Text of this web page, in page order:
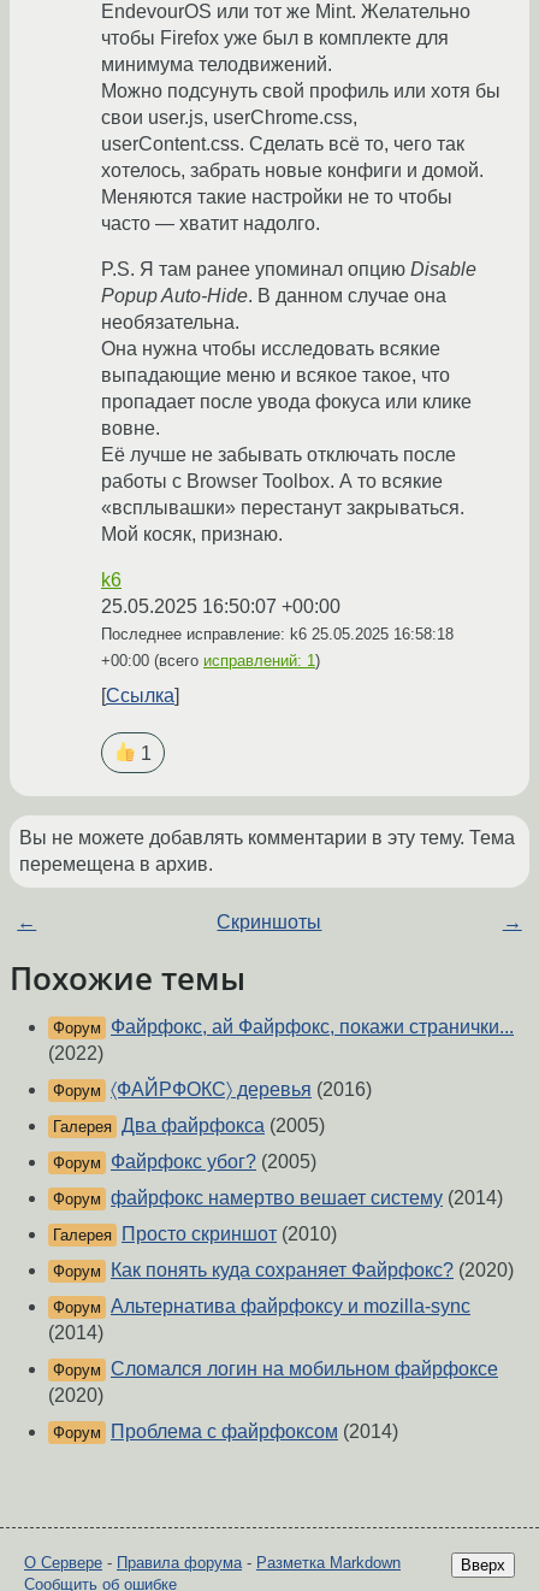
EndevourOS или тот же Mint. Желательно
чтобы Firefox уже был в комплекте для
минимума телодвижений.
Можно подсунуть свой профиль или хотя бы
свои user.js, userChrome.css,
userContent.css. Сделать всё то, чего так
хотелось, забрать новые конфиги и домой.
Меняются такие настройки не то чтобы
часто — хватит надолго.
P.S. Я там ранее упоминал опцию Disable
Popup Auto-Hide. В данном случае она
необязательна.
Она нужна чтобы исследовать всякие
выпадающие меню и всякое такое, что
пропадает после увода фокуса или клике
вовне.
Её лучше не забывать отключать после
работы с Browser Toolbox. А то всякие
«всплывашки» перестанут закрываться.
Мой косяк, признаю.
k6
25.05.2025 16:50:07 +00:00
Последнее исправление: k6 25.05.2025 16:58:18
+00:00 (всего исправлений: 1)
Ссылка
1
Вы не можете добавлять комментарии в эту тему. Тема
перемещена в архив.
← Скриншоты →
Похожие темы
Форум
Файрфокс, ай Файрфокс, покажи странички...
(2022)
Форум 〈ФАЙРФОКС〉 деревья (2016)
Галерея Два файрфокса (2005)
Форум Файрфокс убог? (2005)
Форум файрфокс намертво вешает систему (2014)
Галерея Просто скриншот (2010)
Форум Как понять куда сохраняет Файрфокс? (2020)
Форум Альтернатива файрфоксу и mozilla-sync
(2014)
Форум Сломался логин на мобильном файрфоксе
(2020)
Форум Проблема с файрфоксом (2014)
Вверх
О Сервере - Правила форума - Разметка Markdown
Сообщить об ошибке